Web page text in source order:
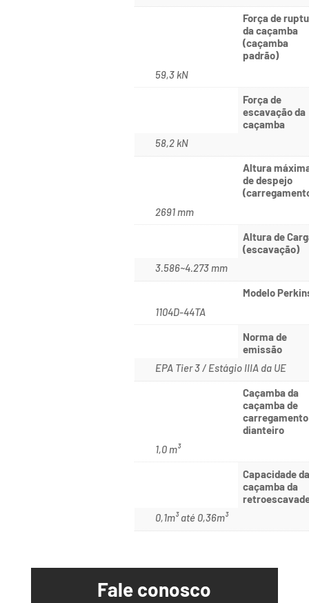
Força de
da caçamba
(caçamba
padrão)
59,3 kN
Força de
escavação da
caçamba
58,2 kN
Altura
de despejo
2691 mm
Altura de
(escavação)
3.586~4.273 mm
Modelo
1104D-44TA
Norma de
emissão
EPA Tier 3 / Estágio IIIA da UE
Caçamba da
caçamba de
carregamento
dianteiro
1,0 m³
Capacidade
caçamba da
0,1m³ até 0,36m³
Fale conosco